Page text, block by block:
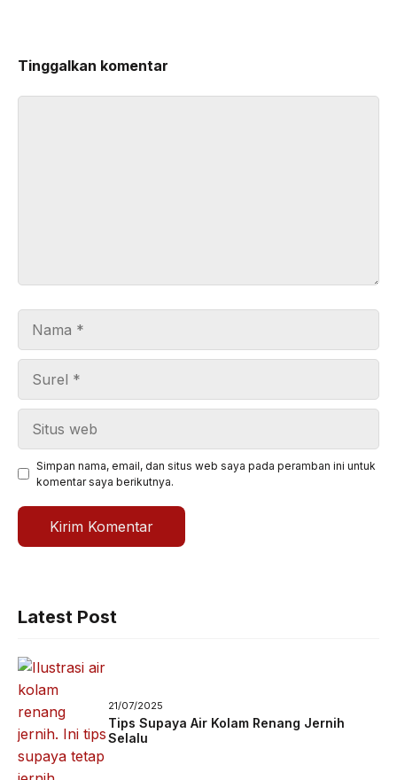
Tinggalkan komentar
Simpan nama, email, dan situs web saya pada peramban ini untuk
komentar saya berikutnya.
Latest Post
21/07/2025
Tips Supaya Air Kolam Renang Jernih
Selalu